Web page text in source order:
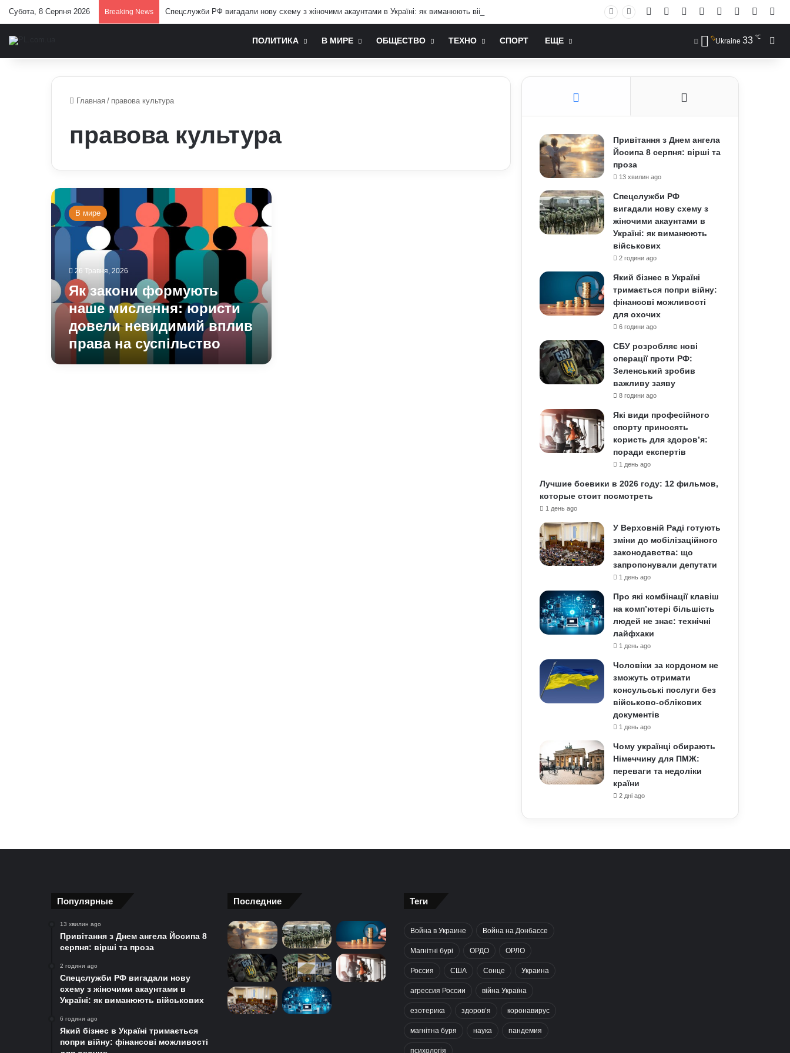
Субота, 8 Серпня 2026 Breaking News Спецслужби РФ вигадали нову схему з жіночими акаунтами в Україні: як виманюють військових Facebook YouTubeInstagram
RSS Log In
ПОЛИТИКА В МИРЕ ОБЩЕСТВО ТЕХНО СПОРТ ЕЩЕ Ukraine 33 ℃
Главная / правова культура
правова культура
Як
закони
формують
наше
мислення:
довели
невидимий
вплив
права
суспільство
В мире
26 Травня, 2026
Як закони формують
наше мислення: юристи
довели невидимий вплив
права на суспільство
Привітання з Днем ангела
Йосипа 8 серпня: вірші та
проза
13 хвилин ago
Спецслужби РФ
вигадали нову схему з
жіночими акаунтами в
Україні: як виманюють
військових
2 години ago
Який бізнес в Україні
тримається попри війну:
фінансові можливості
для охочих
6 години ago
СБУ розробляє нові
операції проти РФ:
Зеленський зробив
важливу заяву
8 години ago
Які види професійного
спорту приносять
користь для здоров’я:
поради експертів
1 день ago
Лучшие боевики в 2026 году: 12 фильмов,
которые стоит посмотреть
1 день ago
У Верховній Раді готують
зміни до мобілізаційного
законодавства: що
запропонували депутати
1 день ago
Про які комбінації клавіш
на комп’ютері більшість
людей не знає: технічні
лайфхаки
1 день ago
Чоловіки за кордоном не
зможуть отримати
консульські послуги без
військово-облікових
документів
1 день ago
Чому українці обирають
Німеччину для ПМЖ:
переваги та недоліки
країни
2 дні ago
Популярные
13 хвилин ago
Привітання з Днем ангела Йосипа 8
серпня: вірші та проза
2 години ago
Спецслужби РФ вигадали нову
схему з жіночими акаунтами в
Україні: як виманюють військових
6 години ago
Який бізнес в Україні тримається
попри війну: фінансові можливості
Последние Теги
Война в Украине Война на Донбассе
Магнітні бурі ОРДО ОРЛО
Россия США Сонце Украина
агрессия России війна Україна
езотерика здоров’я коронавирус
магнітна буря наука пандемия
психологія